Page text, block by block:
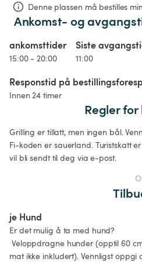
Denne plassen må bestilles
Ankomst- og
ankomsttider
15:00 - 20:00
Siste
11:00
Responstid på
Innen 24 timer
Regler
Grilling er tillatt, men ingen bål.
Fi-koden er sauerland. Turistskatt
vil bli sendt til deg via e-post.
je Hund
Er det mulig å ta med hund?
mat ikke inkludert). Vennligst oppgi